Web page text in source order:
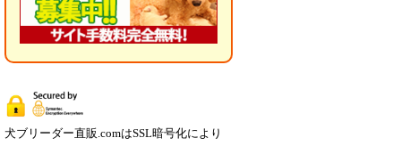
犬ブリーダー直販.comはSSL暗号化により